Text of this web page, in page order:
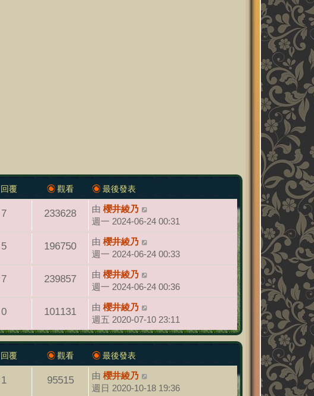
回覆 觀看 最後發表
7 233628 由 櫻井綾乃
週一 2024-06-24 00:31
5 196750 由 櫻井綾乃
週一 2024-06-24 00:33
7 239857 由 櫻井綾乃
週一 2024-06-24 00:36
0 101131 由 櫻井綾乃
週五 2020-07-10 23:11
回覆 觀看 最後發表
1 95515 由 櫻井綾乃
週日 2020-10-18 19:36